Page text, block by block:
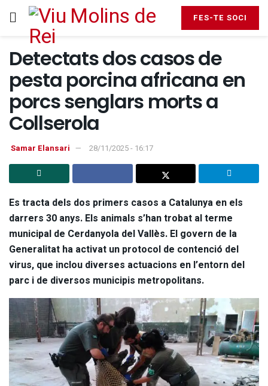
FES-TE SOCI
Detectats dos casos de
pesta porcina africana en
porcs senglars morts a
Collserola
Samar Elansari 28/11/2025 - 16:17
Es tracta dels dos primers casos a Catalunya en els
darrers 30 anys. Els animals s’han trobat al terme
municipal de Cerdanyola del Vallès. El govern de la
Generalitat ha activat un protocol de contenció del
virus, que inclou diverses actuacions en l’entorn del
parc i de diversos municipis metropolitans.